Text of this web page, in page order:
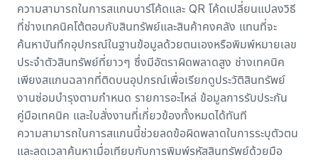
ความสามารถในการสแกนบาร์โค้ดและ QR โค้ดเปลี่ยนแปลงวิธี
ที่ช่างเทคนิคโต้ตอบกับสินทรัพย์และสินค้าคงคลัง แทนที่จะ
ค้นหาบันทึกอุปกรณ์ในฐานข้อมูลด้วยตนเองหรือพิมพ์หมายเลข
ประจำตัวสินทรัพย์ที่ยาวๆ ซึ่งมีอัตราผิดพลาดสูง ช่างเทคนิค
เพียงสแกนฉลากที่ติดบนอุปกรณ์เพื่อเรียกดูประวัติสินทรัพย์
งานซ่อมบำรุงตามกำหนด รายการอะไหล่ ข้อมูลการรับประกัน
คู่มือเทคนิค และใบสั่งงานที่เกี่ยวข้องทั้งหมดได้ทันที
ความสามารถในการสแกนนี้ช่วยลดข้อผิดพลาดในการระบุตัวตน
และลดเวลาค้นหาเมื่อเทียบกับการพิมพ์รหัสสินทรัพย์ด้วยมือ